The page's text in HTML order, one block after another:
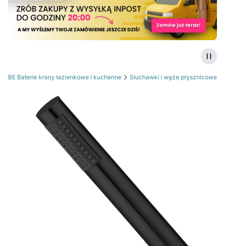
Baterie krany łazienkowe i kuchenne Słuchawki i węże prysznicowe